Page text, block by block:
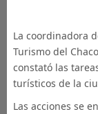
La coordinadora
Turismo del
constató las
turísticos de la
Las acciones se